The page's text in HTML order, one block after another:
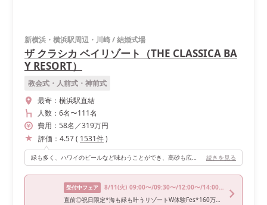
新横浜・横浜駅周辺・川崎/結婚式場
ザ クラシカ ベイリゾート（THE CLASSICA BA
Y RESORT）
教会式・人前式・神前式
最寄： 横浜駅直結
人数： 6名〜111名
費用： 58名 ／319万円
評価： 4.57( 1531件)
緑も多く、ハワイのビールなど味わうことができ、高砂も広く、ソファーでたくさんの方と一気に写真をとることもできます。会場のスタッフも明るい方が多く、カジュアルでアットホームな空間です。フォトスポットもいくつかあるので写真がお好きな方もおすすめです！ 続きを見る
受付中フェア 8/11(火) 09:00〜/09:30〜/12:00〜/14:00〜/17:30〜
直前◎祝日限定*海も緑も叶うリゾートW体験Fes*160万優待＆試食